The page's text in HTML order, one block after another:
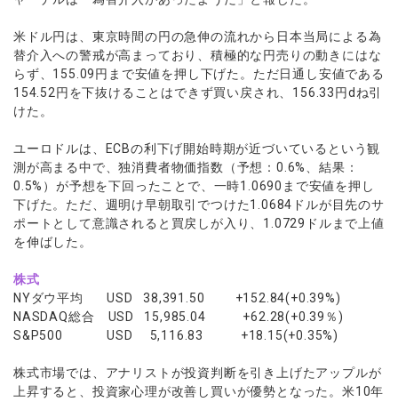
休眠口座と凍結口座
キャンペーン
トレードガイド
NEW
よくあるご質問
日本語
عربى
Русский
Español
ไทย
口座開設する
デモ口座を開設する
法人のお客様はこちら
米ドル円は、東京時間の円の急伸の流れから日本当局による為
替介入への警戒が高まっており、積極的な円売りの動きにはな
らず、155.09円まで安値を押し下げた。ただ日通し安値である
154.52円を下抜けることはできず買い戻され、156.33円dね引
けた。
ユーロドルは、ECBの利下げ開始時期が近づいているという観
測が高まる中で、独消費者物価指数（予想：0.6%、結果：
0.5%）が予想を下回ったことで、一時1.0690まで安値を押し
下げた。ただ、週明け早朝取引でつけた1.0684ドルが目先のサ
ポートとして意識されると買戻しが入り、1.0729ドルまで上値
を伸ばした。
株式
NYダウ平均 USD 38,391.50 +152.84(+0.39%)
NASDAQ総合 USD 15,985.04 +62.28(+0.39％)
S&P500 USD 5,116.83 +18.15(+0.35%)
株式市場では、アナリストが投資判断を引き上げたアップルが
上昇すると、投資家心理が改善し買いが優勢となった。米10年